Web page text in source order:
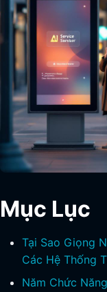
Mục Lục
Tại Sao Giọng
Các Hệ Thống
Năm Chức